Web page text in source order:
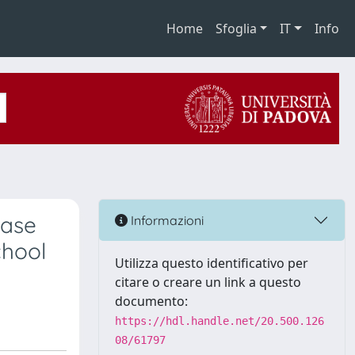
Home Sfoglia IT Info
Informazioni
Utilizza questo identificativo per
citare o creare un link a questo
documento:
https://hdl.handle.net/20.500.126
08/61797